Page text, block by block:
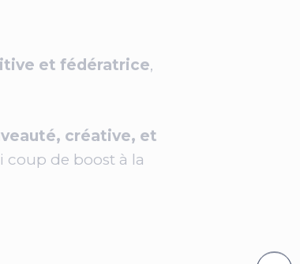
et fédératrice,
créative, et
de boost à la